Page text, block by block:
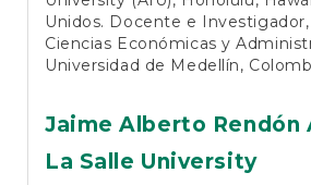
Unidos. Docente e
Ciencias Económicas y
Universidad de Medellín,
Jaime Alberto Rendón
La Salle University